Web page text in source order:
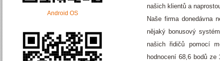
Android OS
našich klientů a
Naše firma donedávna
nějaký bonusový
našich řidičů pomocí
hodnocení 68,6 bodů